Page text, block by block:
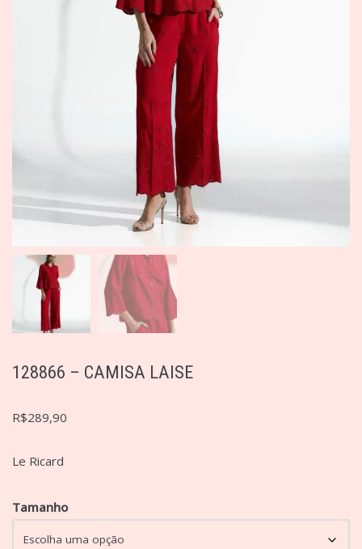
128866 – CAMISA LAISE
R$289,90
Le Ricard
Tamanho